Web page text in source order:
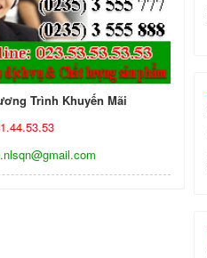
Trình Khuyến Mãi